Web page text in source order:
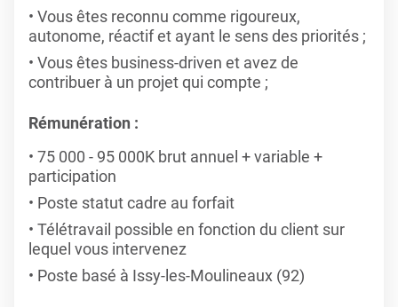
Vous êtes reconnu comme rigoureux,
autonome, réactif et ayant le sens des priorités ;
Vous êtes business-driven et avez de
contribuer à un projet qui compte ;
Rémunération :
75 000 - 95 000K brut annuel + variable +
participation
Poste statut cadre au forfait
Télétravail possible en fonction du client sur
lequel vous intervenez
Poste basé à Issy-les-Moulineaux (92)